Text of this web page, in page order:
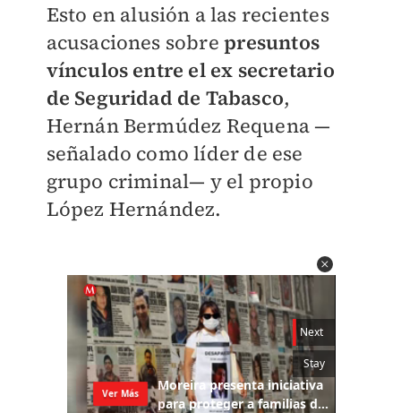
Esto en alusión a las recientes
acusaciones sobre presuntos
vínculos entre el ex secretario
de Seguridad de Tabasco,
Hernán Bermúdez Requena —
señalado como líder de ese
grupo criminal— y el propio
López Hernández.